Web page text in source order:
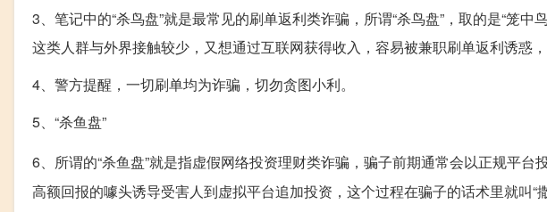
3、笔记中的“杀鸟盘”就是最常见的刷单返利类诈骗，所谓“杀鸟盘”，取的是“笼
这类人群与外界接触较少，又想通过互联网获得收入，容易被兼职刷单返利诱惑，
4、警方提醒，一切刷单均为诈骗，切勿贪图小利。
5、“杀鱼盘”
6、所谓的“杀鱼盘”就是指虚假网络投资理财类诈骗，骗子前期通常会以正规平台
高额回报的噱头诱导受害人到虚拟平台追加投资，这个过程在骗子的话术里就叫“撒